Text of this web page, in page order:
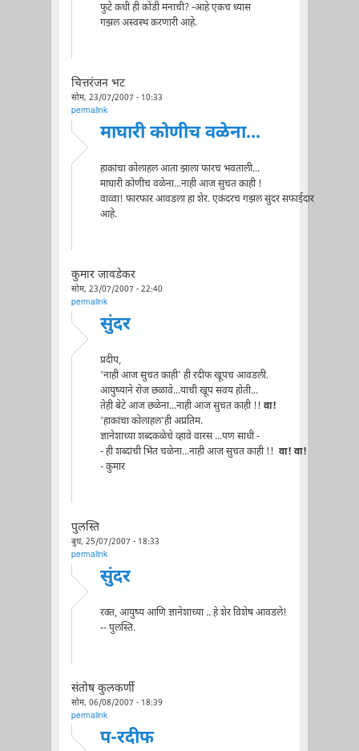
फुटे कधी ही कोंडी मनाची? -आहे एकच ध्यास
गझल अस्वस्थ करणारी आहे.
चित्तरंजन भट
सोम, 23/07/2007 - 10:33
permalink
माघारी कोणीच वळेना...
हाकांचा कोलाहल आता झाला फारच भवताली...
माघारी कोणीच वळेना...नाही आज सुचत काही !
वाव्वा! फारफार आवडला हा शेर. एकंदरच गझल सुंदर सफाईदार
आहे.
कुमार जावडेकर
सोम, 23/07/2007 - 22:40
permalink
सुंदर
प्रदीप,
'नाही आज सुचत काही' ही रदीफ खूपच आवडली.
आयुष्याने रोज छळावे...याची खूप सवय होती...
तेही बेटे आज छळेना...नाही आज सुचत काही !! वा!
'हाकांचा कोलाहल'ही अप्रतिम.
ज्ञानेशाच्या शब्दकळेचे व्हावे वारस ...पण साधी -
- ही शब्दांची भिंत चळेना...नाही आज सुचत काही !! वा! वा!
- कुमार
पुलस्ति
बुध, 25/07/2007 - 18:33
permalink
सुंदर
रक्त, आयुष्य आणि ज्ञानेशाच्या .. हे शेर विशेष आवडले!
-- पुलस्ति.
संतोष कुलकर्णी
सोम, 06/08/2007 - 18:39
permalink
प-रदीफ